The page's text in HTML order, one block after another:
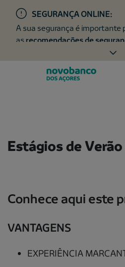
SEGURANÇA ONLINE:
A sua segurança é importante
as recomendações de
Estágios de
Conhece aqui este
VANTAGENS
EXPERIÊNCIA